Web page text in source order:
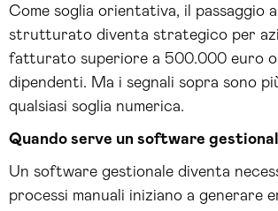
Come soglia orientativa, il passaggio
strutturato diventa strategico per
fatturato superiore a 500.000 euro o
dipendenti. Ma i segnali sopra sono
qualsiasi soglia numerica.
Quando serve un software
Un software gestionale diventa
processi manuali iniziano a generare